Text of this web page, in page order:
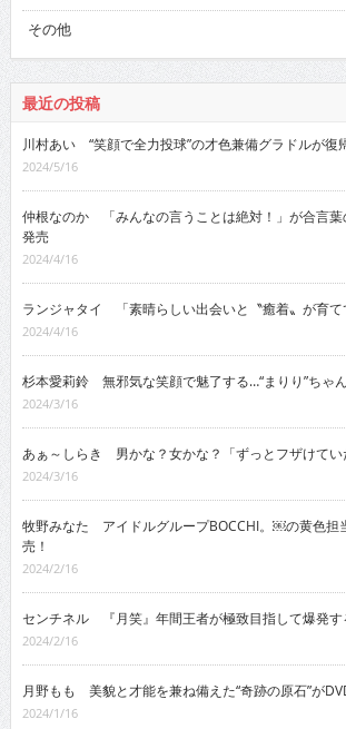
その他
最近の投稿
川村あい “笑顔で全力投球”の才色兼備グラドルが復
2024/5/16
仲根なのか 「みんなの言うことは絶対！」が合言葉
発売
2024/4/16
ランジャタイ 「素晴らしい出会いと〝癒着〟が育て
2024/4/16
杉本愛莉鈴 無邪気な笑顔で魅了する…“まりり”ちゃ
2024/3/16
あぁ～しらき 男かな？女かな？「ずっとフザけてい
2024/3/16
牧野みなた アイドルグループBOCCHI。￼の黄色担
売！
2024/2/16
センチネル 『月笑』年間王者が極致目指して爆発す
2024/2/16
月野もも 美貌と才能を兼ね備えた“奇跡の原石”が
2024/1/16